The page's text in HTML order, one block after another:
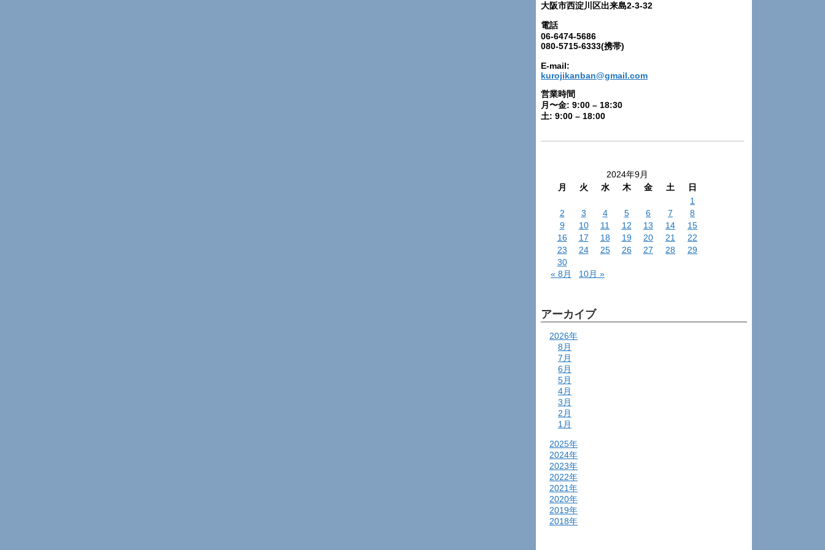
大阪市西淀川区出来島2-3-32
電話
06-6474-5686
080-5715-6333(携帯)
E-mail:
kurojikanban@gmail.com
営業時間
月〜金: 9:00 – 18:30
土: 9:00 – 18:00
2024年9月
月
火 水 木 金 土
日
1
2
3 4 5 6 7
8
9
10 11 12 13 14
15
16
17 18 19 20 21
22
23
24 25 26 27 28
29
30
« 8月
10月 »
アーカイブ
2026年
8月
7月
6月
5月
4月
3月
2月
1月
2025年
2024年
2023年
2022年
2021年
2020年
2019年
2018年